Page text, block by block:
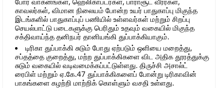
காவலர்கள், விமான நிலையம் போன்ற உயர் பாதுகாப்பு மிகுந்த
இடங்களில் பாதுகாப்புப் பணியில் உள்ளவர்கள் மற்றும் சிறப்பு
செயல்பாட்டு படைகளுக்கு பெரிதும் உதவும் வகையில் மிகுந்த
சக்திவாய்ந்த தனிநபர் தானியங்கி துப்பாக்கியாகும்.
டிரிகா துப்பாக்கி சுடும் போது ஏற்படும் ஒளியை மறைத்து,
சப்தத்தை குறைத்து, மற்ற துப்பாக்கிகளை விட அதிக தூரத்துக்கு
சுடும் வகையில் வடிவமைக்கப்பட்டுள்ளது. திருச்சி அசால்ட்
ரைபிள் மற்றும் ஏ.கே.47 துப்பாக்கிகளைப் போன்று டிரிகாவின்
பாகங்களை கழற்றி மாற்றிக் கொள்ளும் வசதி உள்ளது.